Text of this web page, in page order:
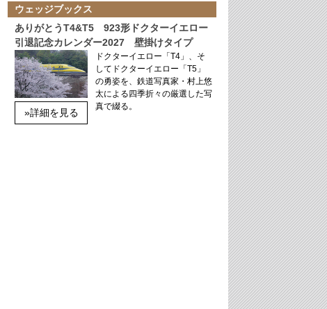
ウェッジブックス
ありがとうT4&T5 923形ドクターイエロー
引退記念カレンダー2027 壁掛けタイプ
»詳細を見る
ドクターイエロー「T4」、そ
してドクターイエロー「T5」
の勇姿を、鉄道写真家・村上悠
太による四季折々の厳選した写
真で綴る。